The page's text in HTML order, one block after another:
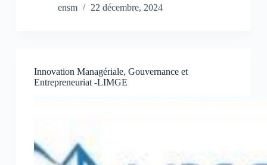
ensm 22 décembre, 2024
Innovation Managériale, Gouvernance et
Entrepreneuriat -LIMGE